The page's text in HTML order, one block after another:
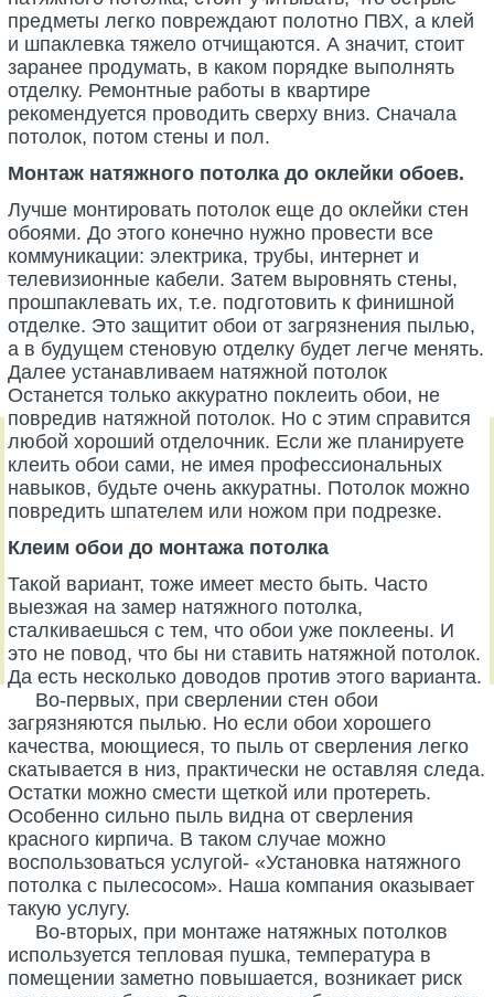
предметы легко повреждают полотно ПВХ, а клей
и шпаклевка тяжело отчищаются. А значит, стоит
заранее продумать, в каком порядке выполнять
отделку. Ремонтные работы в квартире
рекомендуется проводить сверху вниз. Сначала
потолок, потом стены и пол.
Монтаж натяжного потолка до оклейки обоев.
Лучше монтировать потолок еще до оклейки стен
обоями. До этого конечно нужно провести все
коммуникации: электрика, трубы, интернет и
телевизионные кабели. Затем выровнять стены,
прошпаклевать их, т.е. подготовить к финишной
отделке. Это защитит обои от загрязнения пылью,
а в будущем стеновую отделку будет легче менять.
Далее устанавливаем натяжной потолок
Останется только аккуратно поклеить обои, не
повредив натяжной потолок. Но с этим справится
любой хороший отделочник. Если же планируете
клеить обои сами, не имея профессиональных
навыков, будьте очень аккуратны. Потолок можно
повредить шпателем или ножом при подрезке.
Клеим обои до монтажа потолка
Такой вариант, тоже имеет место быть. Часто
выезжая на замер натяжного потолка,
сталкиваешься с тем, что обои уже поклеены. И
это не повод, что бы ни ставить натяжной потолок.
Да есть несколько доводов против этого варианта.
Во-первых, при сверлении стен обои
загрязняются пылью. Но если обои хорошего
качества, моющиеся, то пыль от сверления легко
скатывается в низ, практически не оставляя следа.
Остатки можно смести щеткой или протереть.
Особенно сильно пыль видна от сверления
красного кирпича. В таком случае можно
воспользоваться услугой- «Установка натяжного
потолка с пылесосом». Наша компания оказывает
такую услугу.
Во-вторых, при монтаже натяжных потолков
используется тепловая пушка, температура в
помещении заметно повышается, возникает риск